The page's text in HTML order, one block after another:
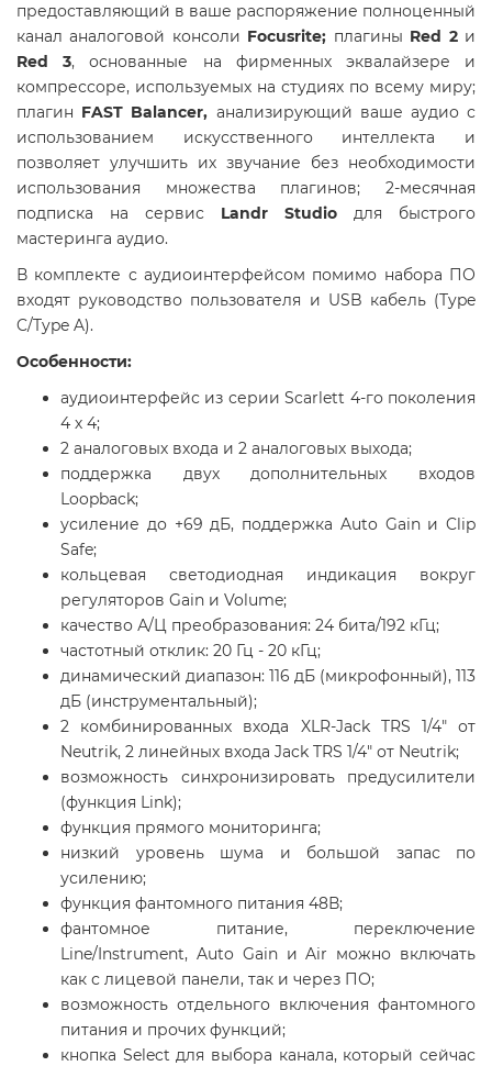
предоставляющий в ваше распоряжение полноценный
канал аналоговой консоли Focusrite; плагины Red 2и
Red 3, основанные на фирменных эквалайзере и
компрессоре, используемых на студиях по всему миру;
плагин FAST Balancer, анализирующий ваше аудио с
использованием искусственного интеллекта и
позволяет улучшить их звучание без необходимости
использования множества плагинов; 2-месячная
подписка на сервис Landr Studio для быстрого
мастеринга аудио.
В комплекте с аудиоинтерфейсом помимо набора ПО
входят руководство пользователя и USB кабель (Type
C/Type A).
Особенности:
аудиоинтерфейс из серии Scarlett 4-го поколения
4 х 4;
2 аналоговых входа и 2 аналоговых выхода;
поддержка двух дополнительных входов
Loopback;
усиление до +69 дБ, поддержка Auto Gain и Clip
Safe;
кольцевая светодиодная индикация вокруг
регуляторов Gain и Volume;
качество А/Ц преобразования: 24 бита/192 кГц;
частотный отклик: 20 Гц - 20 кГц;
динамический диапазон: 116 дБ (микрофонный), 113
дБ (инструментальный);
2 комбинированных входа XLR-Jack TRS 1/4" от
Neutrik, 2 линейных входа Jack TRS 1/4" от Neutrik;
возможность синхронизировать предусилители
(функция Link);
функция прямого мониторинга;
низкий уровень шума и большой запас по
усилению;
функция фантомного питания 48В;
фантомное питание, переключение
Line/Instrument, Auto Gain и Air можно включать
как с лицевой панели, так и через ПО;
возможность отдельного включения фантомного
питания и прочих функций;
кнопка Select для выбора канала, который сейчас